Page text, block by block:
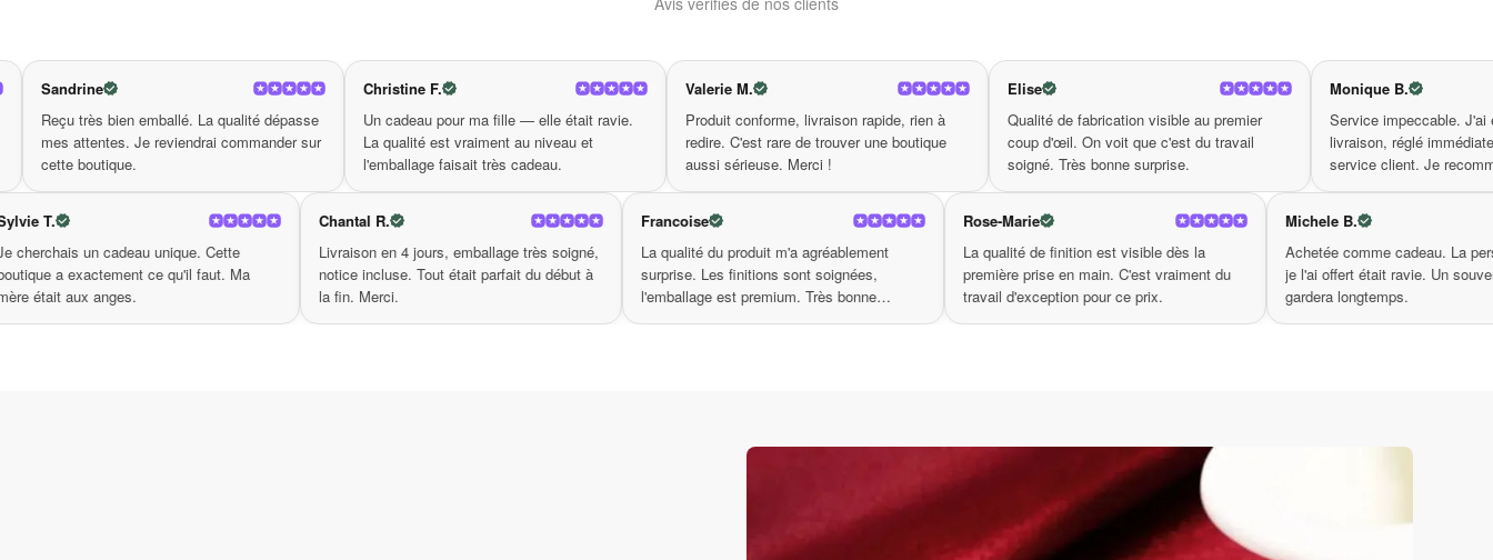
moins qu’envoûtante, garantissant que vous fassiez forte impression partout où vous allez.
Ne tardez plus à intégrer ce trésor à votre collection de bijoux ! Avec unlook luxueuxetraffiné, il fera sensation. En choisissant ce collier, vous
choisissez non seulement la beauté, mais aussi une qualité exceptionnelle qui dure. Faites de votre style une déclaration audacieuse avec lecollier en
pierre naturelle de monnaie blanche, un accessoire intemporel qui ne manquera pas de vous démarquer.
La qualité dépasse
reviendrai commander sur
Christine F.
Un cadeau pour ma fille — elle était ravie.
La qualité est vraiment au niveau et
l'emballage faisait très cadeau.
Valerie M.
Produit conforme, livraison rapide, rien à
redire. C'est rare de trouver une boutique
aussi sérieuse. Merci !
Elise
Qualité de fabrication visible au premier
coup d'œil. On voit que c'est du travail
soigné. Très bonne surprise.
Monique B.
Service impeccable. J'ai eu un souci de
livraison, réglé immédiatement par le
service client. Je recommande.
identique à la
ce qu'on
Je cherchais un cadeau unique. Cette
boutique a exactement ce qu'il faut. Ma
Livraison en 4 jours, emballage très soigné,
notice incluse. Tout était parfait du début à
La qualité du produit m'a agréablement
surprise. Les finitions sont soignées,
l'emballage est premium. Très bonne
Rose-Marie
La qualité de finition est visible dès la
première prise en main. C'est vraiment du
travail d'exception pour ce prix.
Achetée
je l'ai